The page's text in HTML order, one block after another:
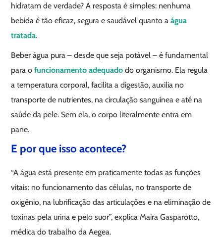
hidratam de verdade? A resposta é simples: nenhuma
bebida é tão eficaz, segura e saudável quanto aágua
tratada.
Beber água pura – desde que seja potável – é fundamental
para ofuncionamento adequado do organismo. Ela regula
a temperatura corporal, facilita a digestão, auxilia no
transporte de nutrientes, na circulação sanguínea e até na
saúde da pele. Sem ela, o corpo literalmente entra em
pane.
E por que isso acontece?
“A água está presente em praticamente todas as funções
vitais: no funcionamento das células, no transporte de
oxigênio, na lubrificação das articulações e na eliminação de
toxinas pela urina e pelo suor”, explica Maira Gasparotto,
médica do trabalho da Aegea.